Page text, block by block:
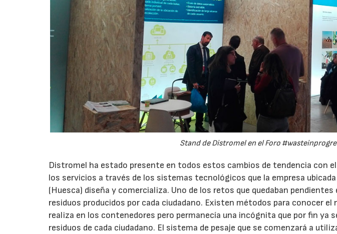
Stand de Distromel en el Foro
Distromel ha estado presente en todos estos cambios de tendencia con
los servicios a través de los sistemas tecnológicos que la empresa
(Huesca) diseña y comercializa. Uno de los retos que quedaban
residuos producidos por cada ciudadano. Existen métodos para conocer el
realiza en los contenedores pero permanecía una incógnita que por fin ya
residuos de cada ciudadano. El sistema de pesaje que se comenzará a